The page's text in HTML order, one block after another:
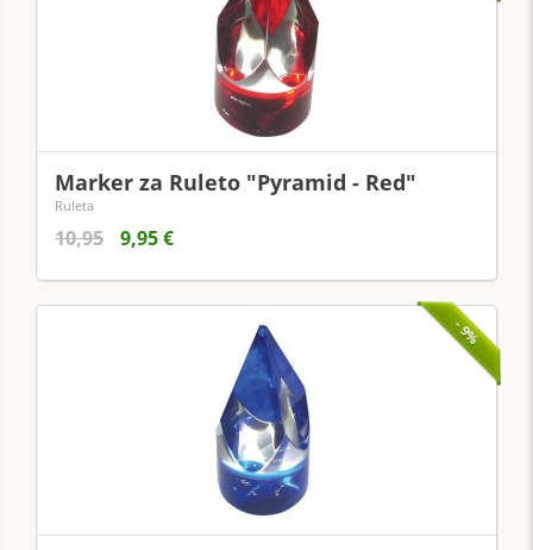
Marker za Ruleto "Pyramid - Red"
Ruleta
10,95 9,95 €
- 9%